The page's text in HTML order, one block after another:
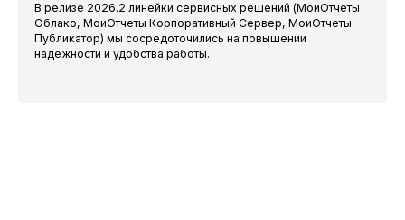
В релизе 2026.2 линейки сервисных решений (МоиОтчеты
Облако, МоиОтчеты Корпоративный Сервер, МоиОтчеты
Публикатор) мы сосредоточились на повышении
надёжности и удобства работы.